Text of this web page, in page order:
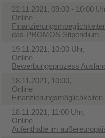
22.11.2021, 09:00 - 10:00
Online
das-PROMOS-Stipendium
19.11.2021, 10:00 Uhr,
Online
Bewerbungsprozess
18.11.2021, 10:00,
Online
18.11.2021, 11:00 Uhr,
Online
Aufenthalte im